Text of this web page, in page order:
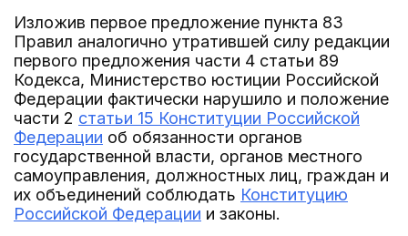
Изложив первое предложение пункта 83
Правил аналогично утратившей силу редакции
первого предложения части 4 статьи 89
Кодекса, Министерство юстиции Российской
Федерации фактически нарушило и положение
части 2 статьи 15 Конституции Российской
Федерации об обязанности органов
государственной власти, органов местного
самоуправления, должностных лиц, граждан и
их объединений соблюдать Конституцию
Российской Федерации и законы.